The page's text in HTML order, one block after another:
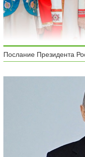
Послание Президента